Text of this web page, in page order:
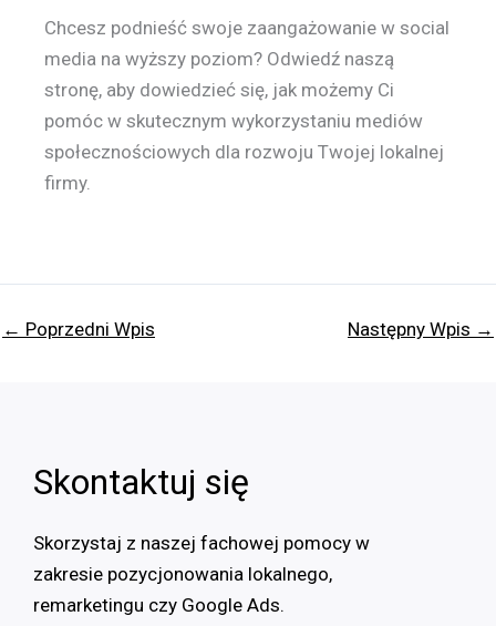
Chcesz podnieść swoje zaangażowanie w social
media na wyższy poziom? Odwiedź naszą
stronę, aby dowiedzieć się, jak możemy Ci
pomóc w skutecznym wykorzystaniu mediów
społecznościowych dla rozwoju Twojej lokalnej
firmy.
← Poprzedni Wpis Następny Wpis →
Skontaktuj się
Skorzystaj z naszej fachowej pomocy w
zakresie pozycjonowania lokalnego,
remarketingu czy Google Ads.